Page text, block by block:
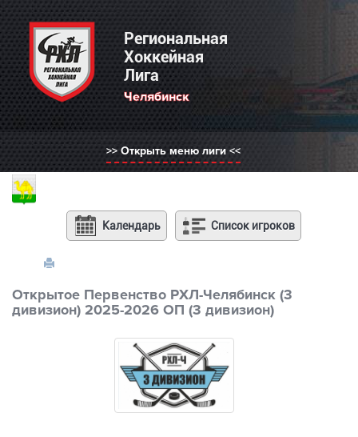
Региональная
Хоккейная
Лига
Челябинск
Региональная Хоккейная Лига
Выберите регион:
РХЛ Россия
Нижний Новгород
Москва
Санкт-Петербург
Челябинск
Саратов
Саранск
>> Открыть меню лиги <<
Календарь Список игроков
Открытое Первенство РХЛ-Челябинск (3
дивизион) 2025-2026 ОП (3 дивизион)